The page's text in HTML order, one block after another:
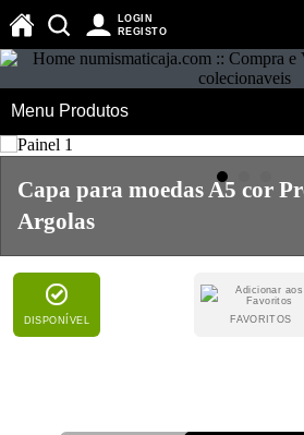
LOGIN
REGISTO
Menu Produtos
Capa para moedas A5 cor
Argolas
DISPONÍVEL FAVORITOS